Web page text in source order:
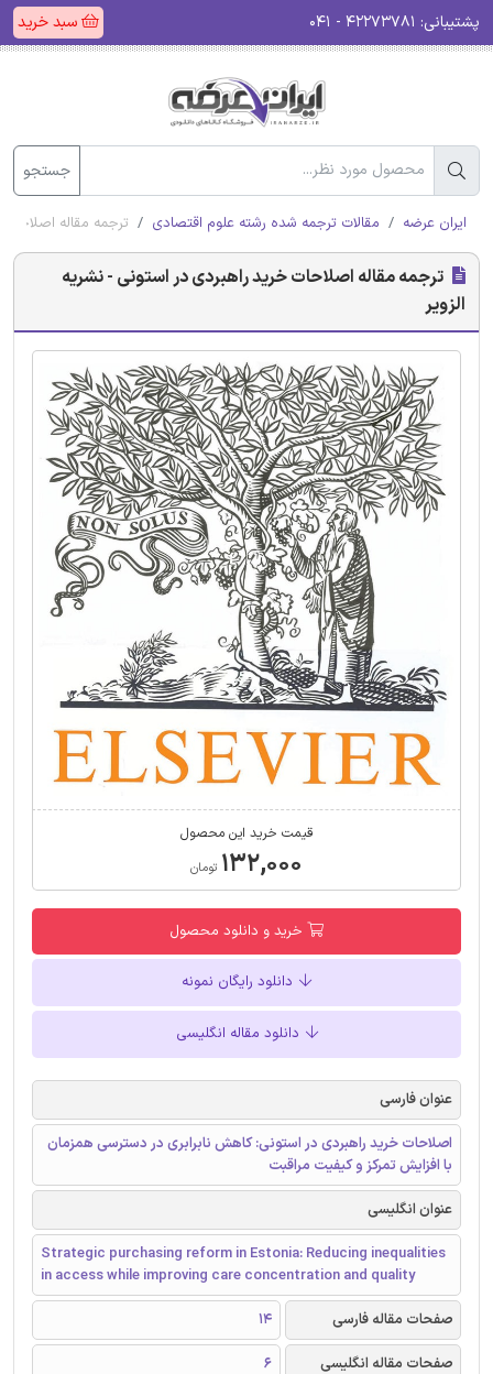
پشتیبانی: سبد خرید
جستجو
ایران عرضه مقالات ترجمه شده رشته علوم اقتصادی ترجمه مقاله
ترجمه مقاله اصلاحات خرید راهبردی در استونی - نشریه
الزویر
قیمت خرید این محصول
۱۳۲,۰۰۰ تومان
خرید و دانلود محصول
دانلود رایگان نمونه
دانلود مقاله انگلیسی
عنوان فارسی
اصلاحات خرید راهبردی در استونی: کاهش نابرابری در دسترسی همزمان
با افزایش تمرکز و کیفیت مراقبت
عنوان انگلیسی
Strategic purchasing reform in Estonia: Reducing inequalities
in access while improving care concentration and quality
صفحات مقاله فارسی
14
صفحات مقاله انگلیسی
6